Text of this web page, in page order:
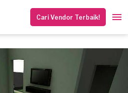
Cari Vendor Terbaik!